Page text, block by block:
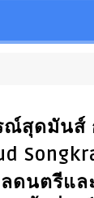
ณ์สุดมันส์
ดนตรีแล